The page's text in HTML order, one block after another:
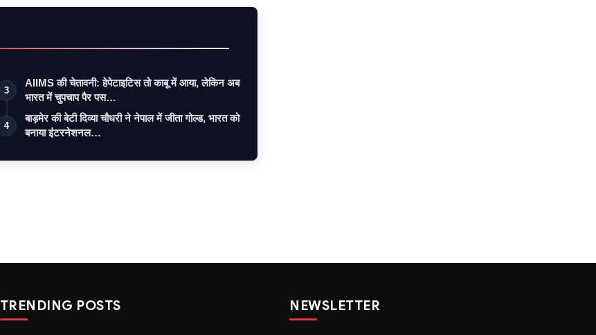
3
AIIMS की चेतावनी: हेपेटाइटिस तो काबू में आया, लेकिन अब
भारत में चुपचाप पैर पस…
4
बाड़मेर की बेटी दिव्या चौधरी ने नेपाल में जीता गोल्ड, भारत को
बनाया इंटरनेशनल…
TRENDING POSTS NEWSLETTER